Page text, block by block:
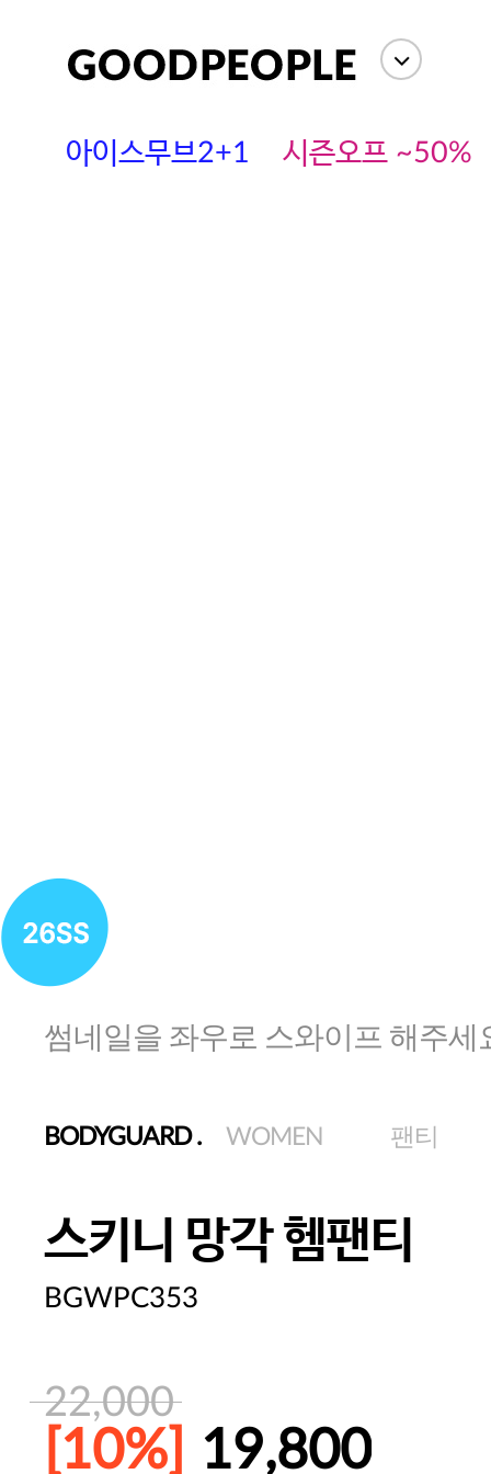
아이스무브2+1 시즌오프 ~50%
썸네일을 좌우로 스와이프 해주세
BODYGUARD. WOMEN 팬티
스키니 망각 헴팬티
BGWPC353
22,000
[10%] 19,800
상세정보 사이즈 상품평(